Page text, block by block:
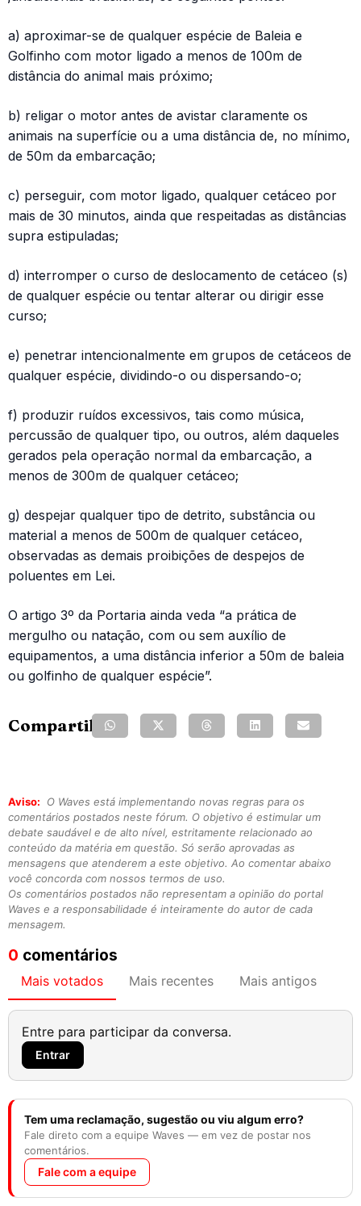
a) aproximar-se de qualquer espécie de Baleia e
Golfinho com motor ligado a menos de 100m de
distância do animal mais próximo;
b) religar o motor antes de avistar claramente os
animais na superfície ou a uma distância de, no mínimo,
de 50m da embarcação;
c) perseguir, com motor ligado, qualquer cetáceo por
mais de 30 minutos, ainda que respeitadas as distâncias
supra estipuladas;
d) interromper o curso de deslocamento de cetáceo (s)
de qualquer espécie ou tentar alterar ou dirigir esse
curso;
e) penetrar intencionalmente em grupos de cetáceos de
qualquer espécie, dividindo-o ou dispersando-o;
f) produzir ruídos excessivos, tais como música,
percussão de qualquer tipo, ou outros, além daqueles
gerados pela operação normal da embarcação, a
menos de 300m de qualquer cetáceo;
g) despejar qualquer tipo de detrito, substância ou
material a menos de 500m de qualquer cetáceo,
observadas as demais proibições de despejos de
poluentes em Lei.
O artigo 3º da Portaria ainda veda “a prática de
mergulho ou natação, com ou sem auxílio de
equipamentos, a uma distância inferior a 50m de baleia
ou golfinho de qualquer espécie”.
Compartilhe:
Aviso:
O Waves está implementando novas regras para os
comentários postados neste fórum. O objetivo é estimular um
debate saudável e de alto nível, estritamente relacionado ao
conteúdo da matéria em questão. Só serão aprovadas as
mensagens que atenderem a este objetivo. Ao comentar abaixo
você concorda com nossos termos de uso.
Os comentários postados não representam a opinião do portal
Waves e a responsabilidade é inteiramente do autor de cada
mensagem.
0 comentários
Mais votados Mais recentes Mais antigos
Entre para participar da conversa.
Entrar
Tem uma reclamação, sugestão ou viu algum erro?
Fale direto com a equipe Waves — em vez de postar nos
comentários.
Fale com a equipe